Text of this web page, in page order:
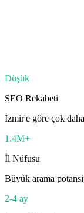
Düşük
SEO Rekabeti
İzmir'e göre çok
1.4M+
İl Nüfusu
Büyük arama
2-4 ay